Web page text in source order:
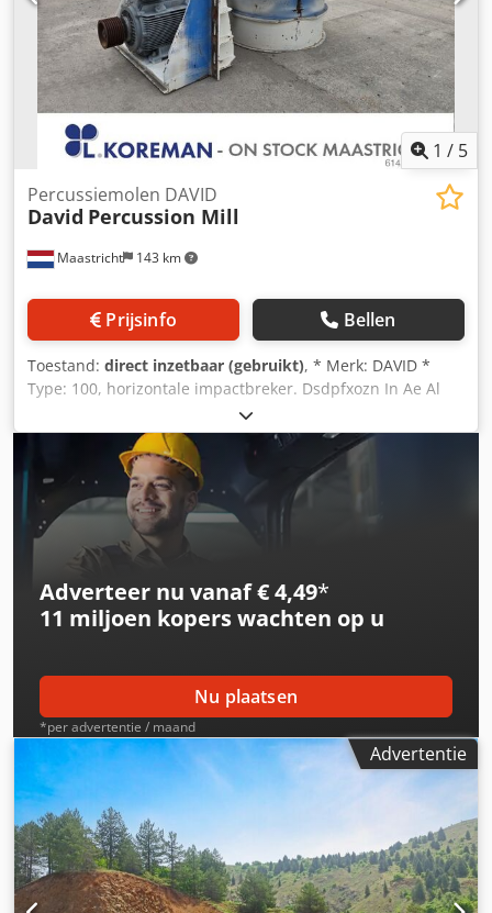
1 / 5
Maastricht 143 km
Percussiemolen DAVID
David Percussion Mill
Prijsinfo Bellen
Toestand: direct inzetbaar (gebruikt), * Merk: DAVID *
Type: 100, horizontale impactbreker. Dsdpfxozn In Ae Al
Ssck * Aandrijving: Elektromotor, 200 kW.
Adverteer nu vanaf € 4,49*
11 miljoen koperswachten op u
Nu plaatsen
*per advertentie / maand
Advertentie